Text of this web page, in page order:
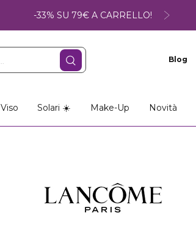
-33% SU 79€ A CARRELLO!
Blog
Viso Solari ☀️ Make-Up Novità